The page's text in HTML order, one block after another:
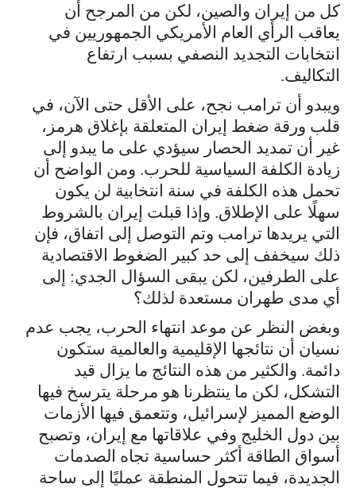
كل من إيران والصين، لكن من المرجح أن
يعاقب الرأي العام الأمريكي الجمهوريين في
انتخابات التجديد النصفي بسبب ارتفاع
التكاليف.
ويبدو أن ترامب نجح، على الأقل حتى الآن، في
قلب ورقة ضغط إيران المتعلقة بإغلاق هرمز،
غير أن تمديد الحصار سيؤدي على ما يبدو إلى
زيادة الكلفة السياسية للحرب. ومن الواضح أن
تحمل هذه الكلفة في سنة انتخابية لن يكون
سهلًا على الإطلاق. وإذا قبلت إيران بالشروط
التي يريدها ترامب وتم التوصل إلى اتفاق، فإن
ذلك سيخفف إلى حد كبير الضغوط الاقتصادية
على الطرفين، لكن يبقى السؤال الجدي: إلى
أي مدى طهران مستعدة لذلك؟
وبغض النظر عن موعد انتهاء الحرب، يجب عدم
نسيان أن نتائجها الإقليمية والعالمية ستكون
دائمة. والكثير من هذه النتائج ما يزال قيد
التشكل، لكن ما ينتظرنا هو مرحلة يترسخ فيها
الوضع المميز لإسرائيل، وتتعمق فيها الأزمات
بين دول الخليج وفي علاقاتها مع إيران، وتصبح
أسواق الطاقة أكثر حساسية تجاه الصدمات
الجديدة، فيما تتحول المنطقة عمليًا إلى ساحة